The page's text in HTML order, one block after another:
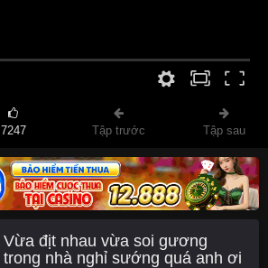
7247 Tập trước Tập sau
Vừa địt nhau vừa soi gương
trong nhà nghỉ sướng quá anh ơi